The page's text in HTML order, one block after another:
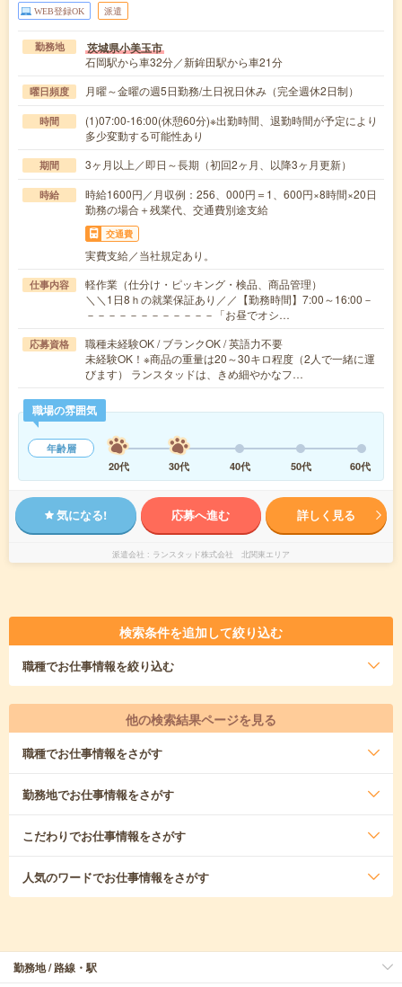
WEB登録OK 派遣
勤務地 茨城県小美玉市
石岡駅から車32分／新鉾田駅から車21分
曜日頻度 月曜～金曜の週5日勤務/土日祝日休み（完全週休2日制）
時間
(1)07:00-16:00(休憩60分)※出勤時間、退勤時間が予定により
多少変動する可能性あり
期間 3ヶ月以上／即日～長期（初回2ヶ月、以降3ヶ月更新）
時給
時給1600円／月収例：256、000円＝1、600円×8時間×20日
勤務の場合＋残業代、交通費別途支給
交通費
実費支給／当社規定あり。
仕事内容
軽作業（仕分け・ピッキング・検品、商品管理）
＼＼1日8ｈの就業保証あり／／【勤務時間】7:00～16:00－
－－－－－－－－－－－－「お昼でオシ…
応募資格
職種未経験OK / ブランクOK / 英語力不要
未経験OK！※商品の重量は20～30キロ程度（2人で一緒に運
びます） ランスタッドは、きめ細やかなフ…
職場の雰囲気
年齢層
20代
30代 40代 50代 60代
気になる! 応募へ進む 詳しく見る
派遣会社 ランスタッド株式会社 北関東エリア
検索条件を追加して絞り込む
職種でお仕事情報を絞り込む
他の検索結果ページを見る
職種でお仕事情報をさがす
勤務地でお仕事情報をさがす
こだわりでお仕事情報をさがす
人気のワードでお仕事情報をさがす
勤務地 / 路線・駅